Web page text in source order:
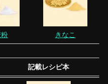
きなこ
記載レシピ本